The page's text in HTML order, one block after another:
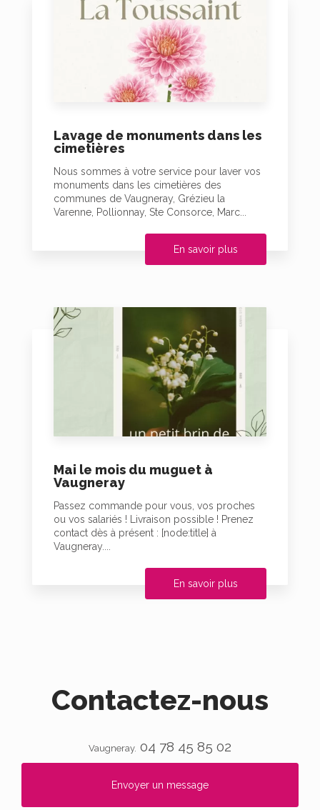
Lavage de monuments dans les
cimetières
Nous sommes à votre service pour laver vos
monuments dans les cimetières des
communes de Vaugneray, Grézieu la
Varenne, Pollionnay, Ste Consorce, Marc...
En savoir plus
Mai le mois du muguet à
Vaugneray
Passez commande pour vous, vos proches
ou vos salariés ! Livraison possible ! Prenez
contact dès à présent : [node:title] à
Vaugneray....
En savoir plus
Contactez-nous
Vaugneray. 04 78 45 85 02
Envoyer un message